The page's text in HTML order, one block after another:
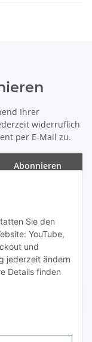
Sie den
YouTube,
und
jederzeit ändern
Details finden
Ihrer
widerruflich
per E-Mail zu.
Abonnieren